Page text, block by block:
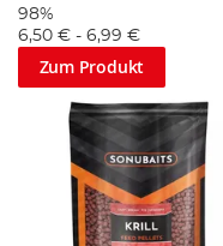
98%
6,50 € - 6,99 €
Zum Produkt